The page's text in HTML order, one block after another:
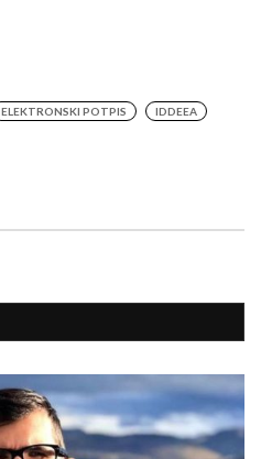
ELEKTRONSKI POTPIS IDDEEA